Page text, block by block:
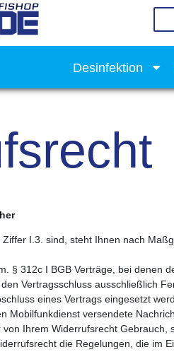
Desinfektion
I.3. sind, steht Ihnen nach
§ 312c I BGB Verträge, bei denen
Vertragsschluss ausschließlich
eines Vertrags eingesetzt
Mobilfunkdienst versendete
Ihrem Widerrufsrecht
die Regelungen, die im